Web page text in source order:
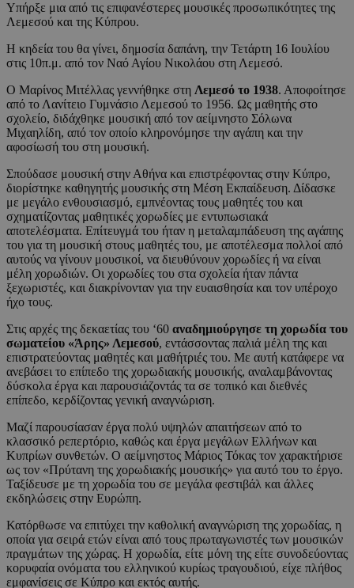
Υπήρξε μια από τις επιφανέστερες μουσικές προσωπικότητες της
Λεμεσού και της Κύπρου.
Η κηδεία του θα γίνει, δημοσία δαπάνη, την Τετάρτη 16 Ιουλίου
στις 10π.μ. από τον Ναό Αγίου Νικολάου στη Λεμεσό.
Ο Μαρίνος Μιτέλλας γεννήθηκε στη Λεμεσό το 1938. Αποφοίτησε
από το Λανίτειο Γυμνάσιο Λεμεσού το 1956. Ως μαθητής στο
σχολείο, διδάχθηκε μουσική από τον αείμνηστο Σόλωνα
Μιχαηλίδη, από τον οποίο κληρονόμησε την αγάπη και την
αφοσίωσή του στη μουσική.
Σπούδασε μουσική στην Αθήνα και επιστρέφοντας στην Κύπρο,
διορίστηκε καθηγητής μουσικής στη Μέση Εκπαίδευση. Δίδασκε
με μεγάλο ενθουσιασμό, εμπνέοντας τους μαθητές του και
σχηματίζοντας μαθητικές χορωδίες με εντυπωσιακά
αποτελέσματα. Επίτευγμά του ήταν η μεταλαμπάδευση της αγάπης
του για τη μουσική στους μαθητές του, με αποτέλεσμα πολλοί από
αυτούς να γίνουν μουσικοί, να διευθύνουν χορωδίες ή να είναι
μέλη χορωδιών. Οι χορωδίες του στα σχολεία ήταν πάντα
ξεχωριστές, και διακρίνονταν για την ευαισθησία και τον υπέροχο
ήχο τους.
Στις αρχές της δεκαετίας του ‘60 αναδημιούργησε τη χορωδία του
σωματείου «Άρης» Λεμεσού, εντάσσοντας παλιά μέλη της και
επιστρατεύοντας μαθητές και μαθήτριές του. Με αυτή κατάφερε να
ανεβάσει το επίπεδο της χορωδιακής μουσικής, αναλαμβάνοντας
δύσκολα έργα και παρουσιάζοντάς τα σε τοπικό και διεθνές
επίπεδο, κερδίζοντας γενική αναγνώριση.
Μαζί παρουσίασαν έργα πολύ υψηλών απαιτήσεων από το
κλασσικό ρεπερτόριο, καθώς και έργα μεγάλων Ελλήνων και
Κυπρίων συνθετών. Ο αείμνηστος Μάριος Τόκας τον χαρακτήρισε
ως τον «Πρύτανη της χορωδιακής μουσικής» για αυτό του το έργο.
Ταξίδευσε με τη χορωδία του σε μεγάλα φεστιβάλ και άλλες
εκδηλώσεις στην Ευρώπη.
Κατόρθωσε να επιτύχει την καθολική αναγνώριση της χορωδίας, η
οποία για σειρά ετών είναι από τους πρωταγωνιστές των μουσικών
πραγμάτων της χώρας. Η χορωδία, είτε μόνη της είτε συνοδεύοντας
κορυφαία ονόματα του ελληνικού κυρίως τραγουδιού, είχε πλήθος
εμφανίσεις σε Κύπρο και εκτός αυτής.